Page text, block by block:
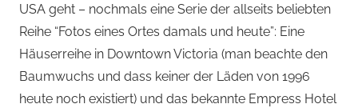
USA geht – nochmals eine Serie der allseits beliebten
Reihe “Fotos eines Ortes damals und heute”: Eine
Häuserreihe in Downtown Victoria (man beachte den
Baumwuchs und dass keiner der Läden von 1996
heute noch existiert) und das bekannte Empress Hotel